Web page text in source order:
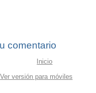
comentario
Inicio
Ver versión para móviles